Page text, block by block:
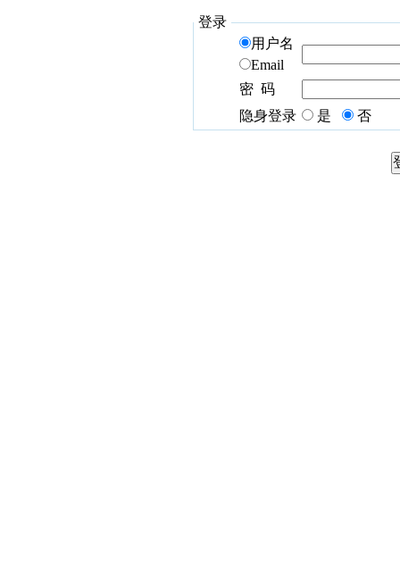
登录
用户名
Email
密 码
隐身登录
是 否